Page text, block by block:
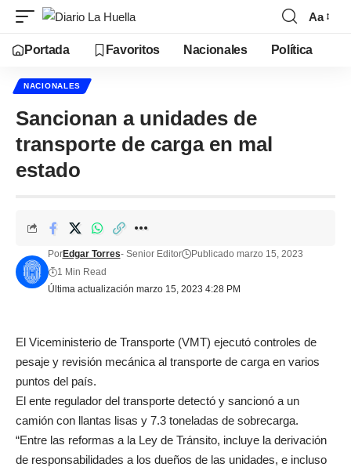
Aa
Portada Favoritos Nacionales Política
NACIONALES
Sancionan a unidades de
transporte de carga en mal
estado
Última actualización marzo 15, 2023 4:28 PM
PorEdgar Torres- Senior Editor
Publicado marzo 15, 2023
1 Min Read
El Viceministerio de Transporte (VMT) ejecutó controles de
pesaje y revisión mecánica al transporte de carga en varios
puntos del país.
El ente regulador del transporte detectó y sancionó a un
camión con llantas lisas y 7.3 toneladas de sobrecarga.
“Entre las reformas a la Ley de Tránsito, incluye la derivación
de responsabilidades a los dueños de las unidades, e incluso